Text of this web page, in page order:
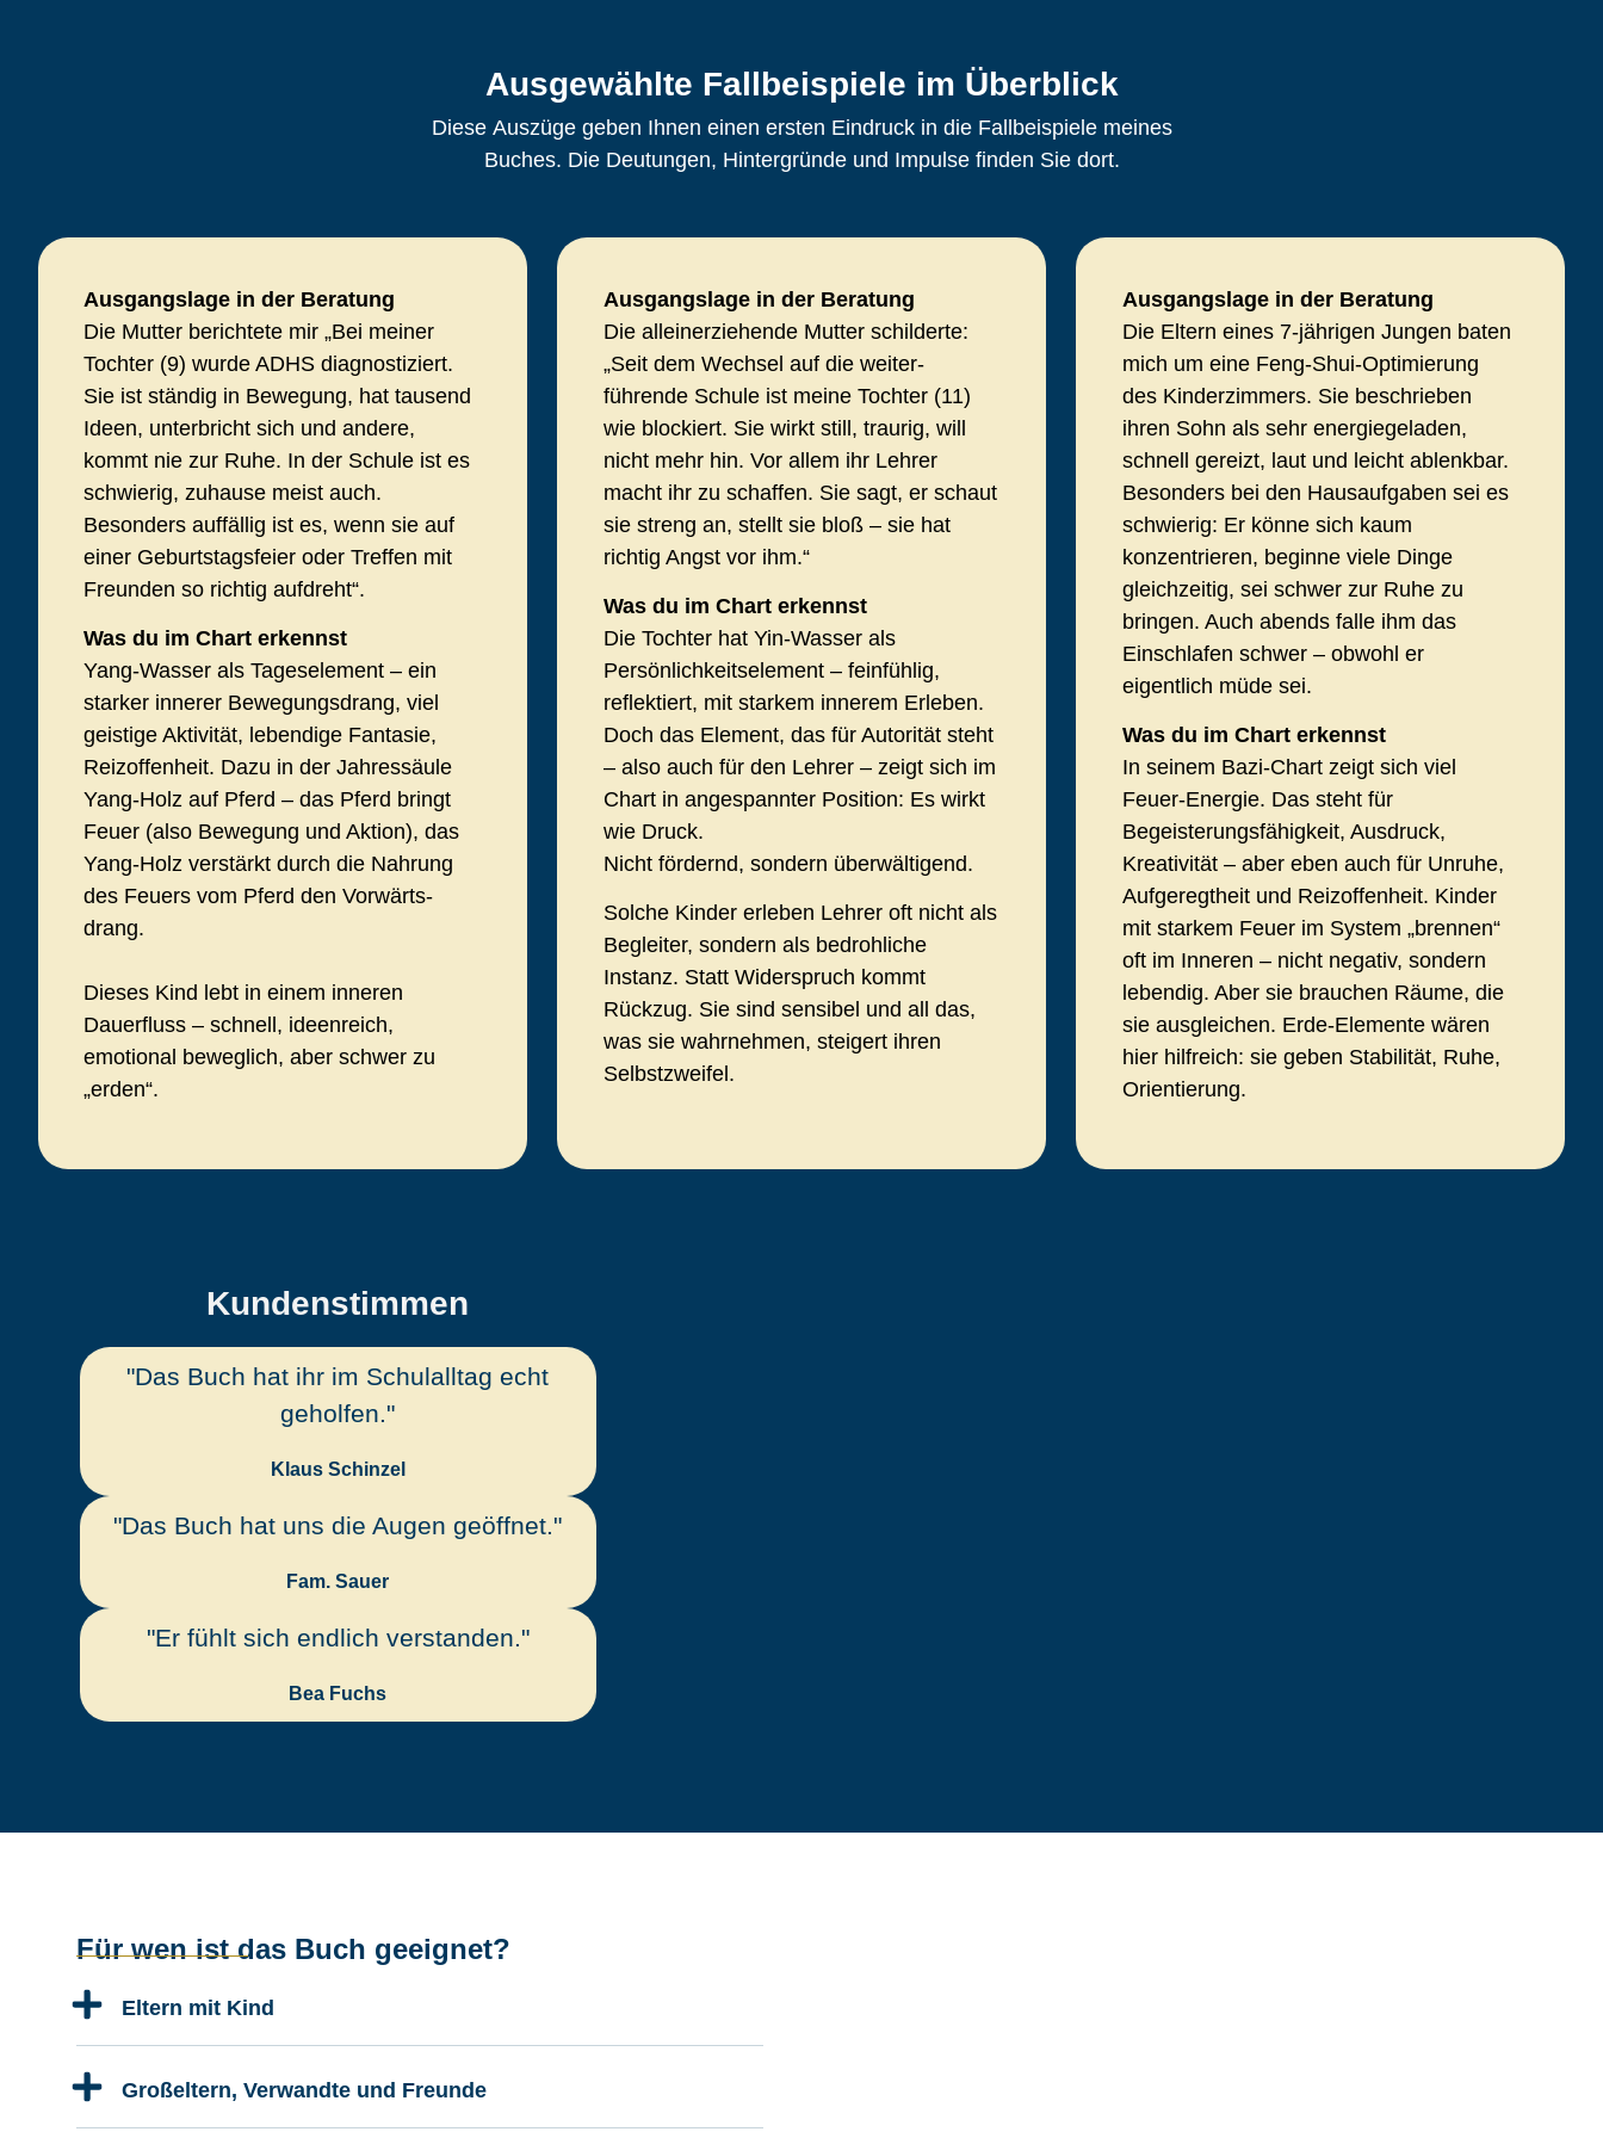
Ausgewählte Fallbeispiele im Überblick
Diese Auszüge geben Ihnen einen ersten Eindruck in die Fallbeispiele meines
Buches. Die Deutungen, Hintergründe und Impulse finden Sie dort.
Ausgangslage in der Beratung
Die Mutter berichtete mir „Bei meiner
Tochter (9) wurde ADHS diagnostiziert.
Sie ist ständig in Bewegung, hat tausend
Ideen, unterbricht sich und andere,
kommt nie zur Ruhe. In der Schule ist es
schwierig, zuhause meist auch.
Besonders auffällig ist es, wenn sie auf
einer Geburtstagsfeier oder Treffen mit
Freunden so richtig aufdreht“.
Was du im Chart erkennst
Yang-Wasser als Tageselement – ein
starker innerer Bewegungsdrang, viel
geistige Aktivität, lebendige Fantasie,
Reizoffenheit. Dazu in der Jahressäule
Yang-Holz auf Pferd – das Pferd bringt
Feuer (also Bewegung und Aktion), das
Yang-Holz verstärkt durch die Nahrung
des Feuers vom Pferd den Vorwärts-
drang.
Dieses Kind lebt in einem inneren
Dauerfluss – schnell, ideenreich,
emotional beweglich, aber schwer zu
„erden“.
Ausgangslage in der Beratung
Die alleinerziehende Mutter schilderte:
„Seit dem Wechsel auf die weiter-
führende Schule ist meine Tochter (11)
wie blockiert. Sie wirkt still, traurig, will
nicht mehr hin. Vor allem ihr Lehrer
macht ihr zu schaffen. Sie sagt, er schaut
sie streng an, stellt sie bloß – sie hat
richtig Angst vor ihm.“
Was du im Chart erkennst
Die Tochter hat Yin-Wasser als
Persönlichkeitselement – feinfühlig,
reflektiert, mit starkem innerem Erleben.
Doch das Element, das für Autorität steht
– also auch für den Lehrer – zeigt sich im
Chart in angespannter Position: Es wirkt
wie Druck.
Nicht fördernd, sondern überwältigend.
Solche Kinder erleben Lehrer oft nicht als
Begleiter, sondern als bedrohliche
Instanz. Statt Widerspruch kommt
Rückzug. Sie sind sensibel und all das,
was sie wahrnehmen, steigert ihren
Selbstzweifel.
Ausgangslage in der Beratung
Die Eltern eines 7-jährigen Jungen baten
mich um eine Feng-Shui-Optimierung
des Kinderzimmers. Sie beschrieben
ihren Sohn als sehr energiegeladen,
schnell gereizt, laut und leicht ablenkbar.
Besonders bei den Hausaufgaben sei es
schwierig: Er könne sich kaum
konzentrieren, beginne viele Dinge
gleichzeitig, sei schwer zur Ruhe zu
bringen. Auch abends falle ihm das
Einschlafen schwer – obwohl er
eigentlich müde sei.
Was du im Chart erkennst
In seinem Bazi-Chart zeigt sich viel
Feuer-Energie. Das steht für
Begeisterungsfähigkeit, Ausdruck,
Kreativität – aber eben auch für Unruhe,
Aufgeregtheit und Reizoffenheit. Kinder
mit starkem Feuer im System „brennen“
oft im Inneren – nicht negativ, sondern
lebendig. Aber sie brauchen Räume, die
sie ausgleichen. Erde-Elemente wären
hier hilfreich: sie geben Stabilität, Ruhe,
Orientierung.
Kundenstimmen
"Das Buch hat ihr im Schulalltag echt
geholfen."
Klaus Schinzel
"Das Buch hat uns die Augen geöffnet."
Fam. Sauer
"Er fühlt sich endlich verstanden."
Bea Fuchs
Für wen ist das Buch geeignet?
Eltern mit Kind
Großeltern, Verwandte und Freunde